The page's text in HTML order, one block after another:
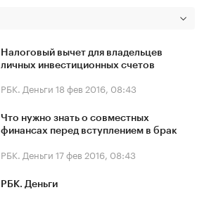
Налоговый вычет для владельцев
личных инвестиционных счетов
РБК. Деньги 18 фев 2016, 08:43
Что нужно знать о совместных
финансах перед вступлением в брак
РБК. Деньги 17 фев 2016, 08:43
РБК. Деньги